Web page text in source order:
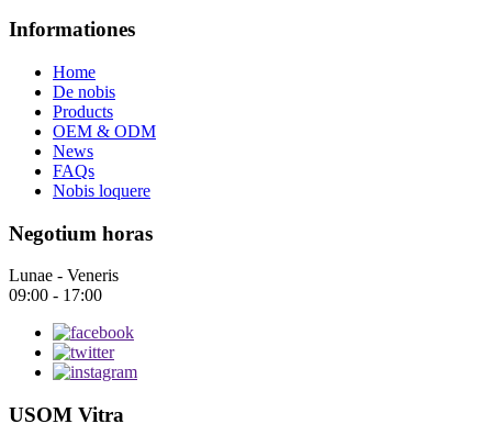
Informationes
Home
De nobis
Products
OEM & ODM
News
FAQs
Nobis loquere
Negotium horas
Lunae - Veneris
09:00 - 17:00
USOM Vitra